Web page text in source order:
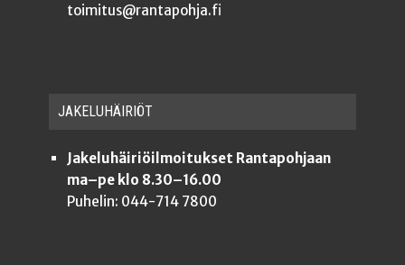
toimitus@rantapohja.fi
JAKE­LU­HÄI­RIÖT
Jakeluhäiriöilmoitukset Rantapohjaan
ma–pe klo 8.30–16.00
Puhelin: 044-714 7800